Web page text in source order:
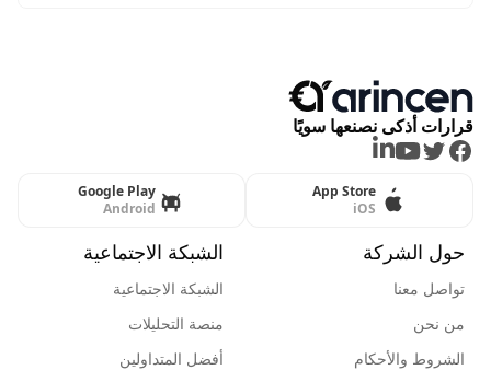
قرارات أذكى نصنعها سويًا
Facebook
Twitter
Youtube
LinkedIn
App Store
iOS
Google Play
Android
حول الشركة
تواصل معنا
من نحن
الشروط والأحكام
الشبكة الاجتماعية
الشبكة الاجتماعية
منصة التحليلات
أفضل المتداولين